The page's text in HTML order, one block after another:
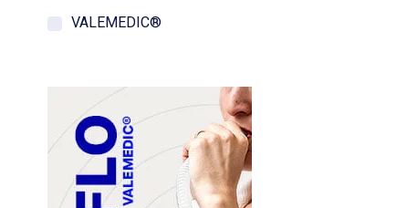
VALEMEDIC®